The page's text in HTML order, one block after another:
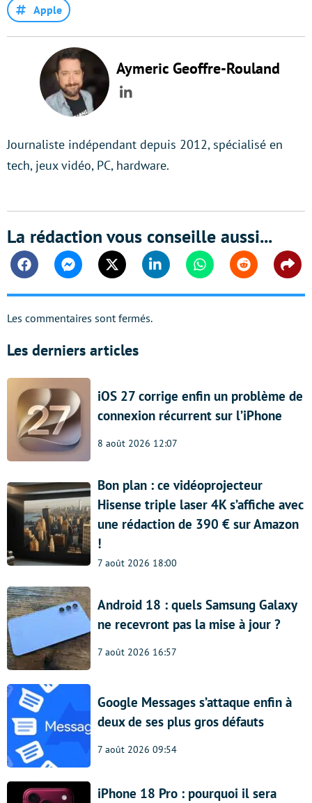
Apple
Aymeric Geoffre-Rouland
LinkedIn
Journaliste indépendant depuis 2012, spécialisé en
tech, jeux vidéo, PC, hardware.
La rédaction vous conseille aussi...
FacebookMessengerTwitter Linkedin WhatsappReddit
Les commentaires sont fermés.
Les derniers articles
iOS 27 corrige enfin un problème de
connexion récurrent sur l’iPhone
8 août 2026 12:07
Bon plan : ce vidéoprojecteur
Hisense triple laser 4K s’affiche avec
une rédaction de 390 € sur Amazon
!
7 août 2026 18:00
Android 18 : quels Samsung Galaxy
ne recevront pas la mise à jour ?
7 août 2026 16:57
Google Messages s’attaque enfin à
deux de ses plus gros défauts
7 août 2026 09:54
iPhone 18 Pro : pourquoi il sera